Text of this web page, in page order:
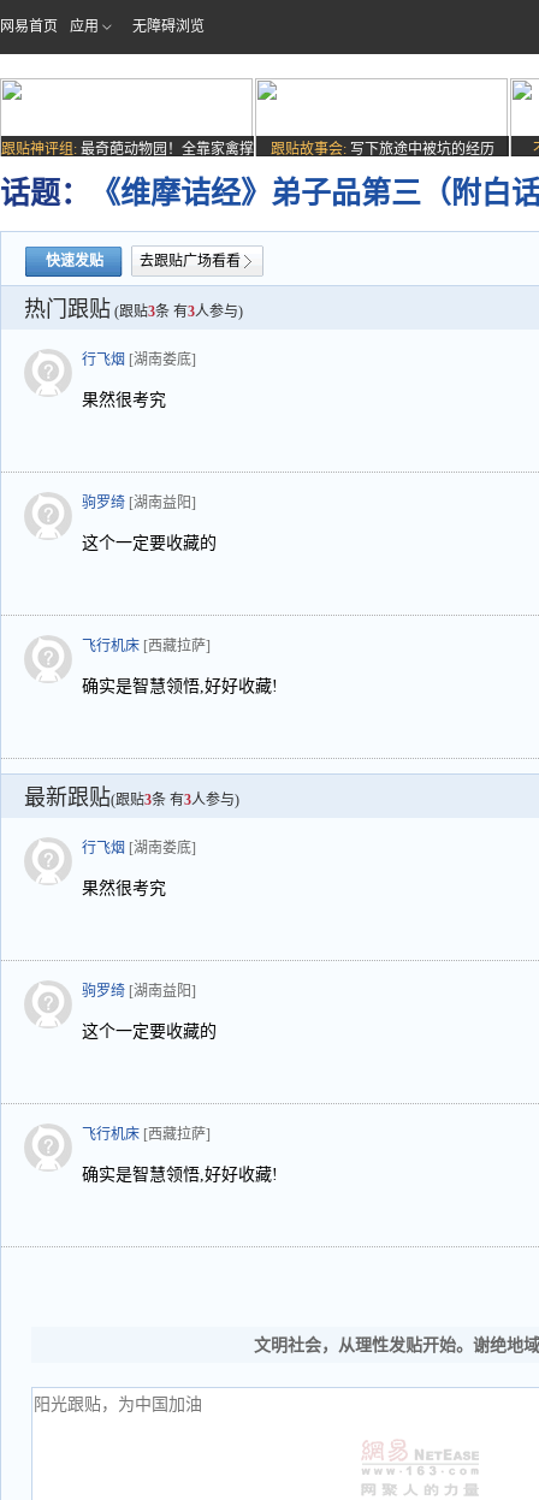
网易首页 应用 无障碍浏览
跟贴神评组: 最奇葩动物园！全靠家禽撑
场子
跟贴故事会: 写下旅途中被坑的经历
话题： 《维摩诘经》弟子品第三（附白
快速发贴 去跟贴广场看看
热门跟贴 (跟贴3条 有3人参与)
行飞烟 [湖南娄底]
果然很考究
驹罗绮 [湖南益阳]
这个一定要收藏的
飞行机床 [西藏拉萨]
确实是智慧领悟,好好收藏!
最新跟贴(跟贴3条 有3人参与)
行飞烟 [湖南娄底]
果然很考究
驹罗绮 [湖南益阳]
这个一定要收藏的
飞行机床 [西藏拉萨]
确实是智慧领悟,好好收藏!
文明社会，从理性发贴开始。谢绝地